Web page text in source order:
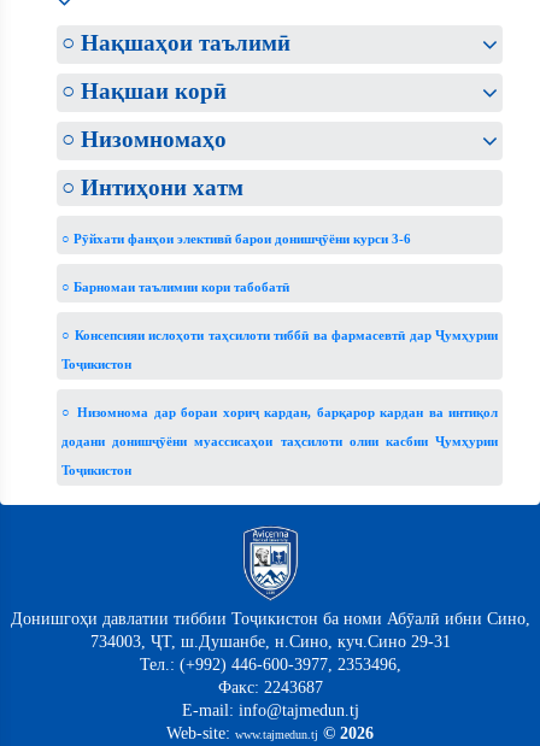
○ Нақшаҳои таълимӣ
○ Нақшаи корӣ
○ Низомномаҳо
○ Интиҳони хатм
○ Рӯйхати фанҳои элективӣ барои донишҷӯёни курси 3-6
○ Барномаи таълимии кори табобатӣ
○ Консепсияи ислоҳоти таҳсилоти тиббӣ ва фармасевтӣ дар Ҷумҳурии
Тоҷикистон
○ Низомнома дар бораи хориҷ кардан, барқарор кардан ва интиқол
додани донишҷӯёни муассисаҳои таҳсилоти олии касбии Ҷумҳурии
Тоҷикистон
Донишгоҳи давлатии тиббии Тоҷикистон ба номи Абӯалӣ ибни Сино,
734003, ҶТ, ш.Душанбе, н.Сино, куч.Сино 29-31
Тел.: (+992) 446-600-3977, 2353496,
Факс: 2243687
E-mail: info@tajmedun.tj
Web-site: www.tajmedun.tj © 2026